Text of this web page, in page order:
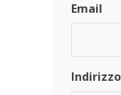
Email
Indirizzo